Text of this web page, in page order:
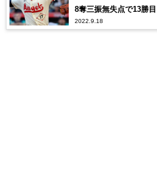
8奪三振無失点で13勝
む大活躍！
2022.9.18